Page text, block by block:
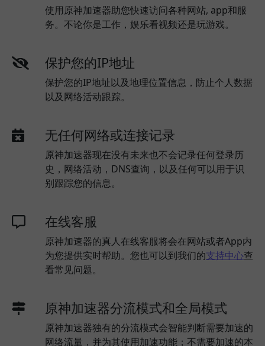
使用原神加速器助您快速访问各种网站, app和服
务。不论你是工作，娱乐看视频还是玩游戏。
保护您的IP地址
保护您的IP地址以及地理位置信息，防止个人数据
以及网络活动跟踪。
无任何网络或连接记录
原神加速器现在没有未来也不会记录任何登录历
史，网络活动，DNS查询，以及任何可以用于识
别跟踪您的信息。
在线客服
原神加速器的真人在线客服将会在网站或者App内
为您提供实时帮助。您也可以到我们的支持中心查
看常见问题。
原神加速器分流模式和全局模式
原神加速器独有的分流模式会智能判断需要加速的
网络流量，并为其使用加速功能；不需要加速的本